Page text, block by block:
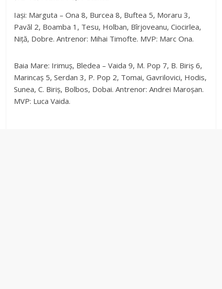
Iași: Marguta – Ona 8, Burcea 8, Buftea 5, Moraru 3,
Pavăl 2, Boamba 1, Tesu, Holban, Bîrjoveanu, Ciocirlea,
Niță, Dobre. Antrenor: Mihai Timofte. MVP: Marc Ona.
Baia Mare: Irimuș, Bledea – Vaida 9, M. Pop 7, B. Biriș 6,
Marincaș 5, Serdan 3, P. Pop 2, Tomai, Gavrilovici, Hodis,
Sunea, C. Biriș, Bolbos, Dobai. Antrenor: Andrei Maroșan.
MVP: Luca Vaida.